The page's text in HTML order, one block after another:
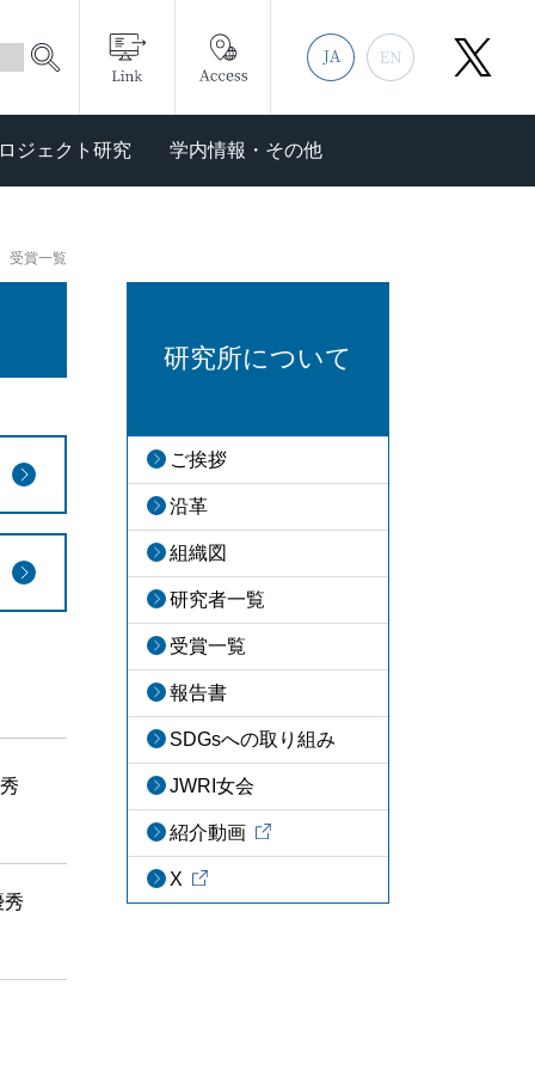
ジェクト研究 学内情報・その他
受賞一覧
研究所について
ご挨拶
沿革
組織図
研究者一覧
受賞一覧
報告書
SDGsへの取り組み
JWRI女会
紹介動画
X